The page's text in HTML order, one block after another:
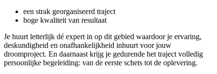
een strak georganiseerd traject
hoge kwaliteit van resultaat
Je huurt letterlijk dé expert in op dit gebied waardoor je ervaring,
deskundigheid en onafhankelijkheid inhuurt voor jouw
droomproject. En daarnaast krijg je gedurende het traject volledig
persoonlijke begeleiding: van de eerste schets tot de oplevering.